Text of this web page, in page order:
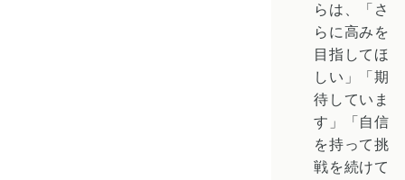
らは、「さ
らに高みを
目指してほ
しい」「期
待していま
す」「自信
を持って挑
戦を続けて